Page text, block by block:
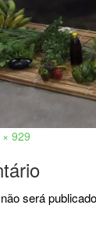
929
será